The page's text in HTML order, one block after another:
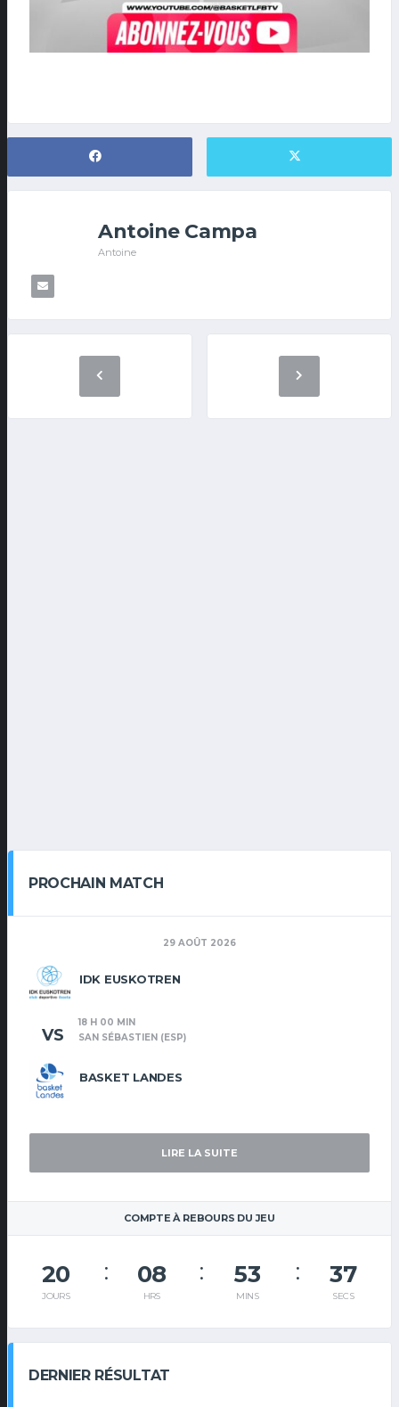
Antoine Campa
Antoine
PROCHAIN MATCH
29 AOÛT 2026
IDK EUSKOTREN
BASKET LANDES
VS
18 H 00 MIN
SAN SÉBASTIEN (ESP)
LIRE LA SUITE
COMPTE À REBOURS DU JEU
20
JOURS
08
HRS
53
MINS
37
SECS
DERNIER RÉSULTAT